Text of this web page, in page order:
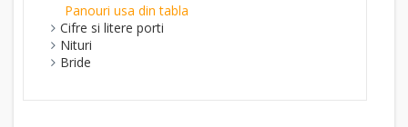
Panouri usa din tabla
Cifre si litere porti
Nituri
Bride